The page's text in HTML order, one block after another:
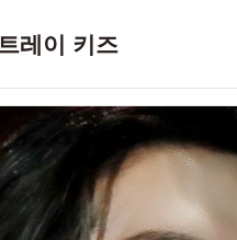
레이 키즈